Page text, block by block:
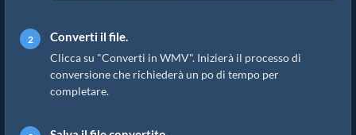
Converti il file.
Clicca su "Converti in WMV". Inizierà il processo di
conversione che richiederà un po di tempo per
completare.